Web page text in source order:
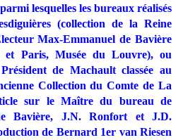
lesquelles les bureaux réalisés
(collection de la Reine
Max-Emmanuel de Bavière
et Paris, Musée du Louvre), ou
de Machault classée au
Collection du Comte de La
sur le Maître du bureau de
Bavière, J.N. Ronfort et J.D.
de Bernard 1er van Riesen